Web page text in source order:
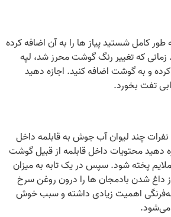
کامل شستید پیاز ها را به آن اضافه کرده
که تغییر رنگ گوشت محرز شد، لپه‌
و به گوشت اضافه کنید. اجازه دهید
تفت بخورد.
نفرات چند لیوان آب جوش به قابلمه داخل
دهید محتویات داخل قابلمه از قبیل گوشت
پخته شود. سپس در یک تابه به میزان
داغ شدن بادمجان ها را درون روغن سرخ
اهمیت زیادی داشته و سبب خوش‌
می‌شود.